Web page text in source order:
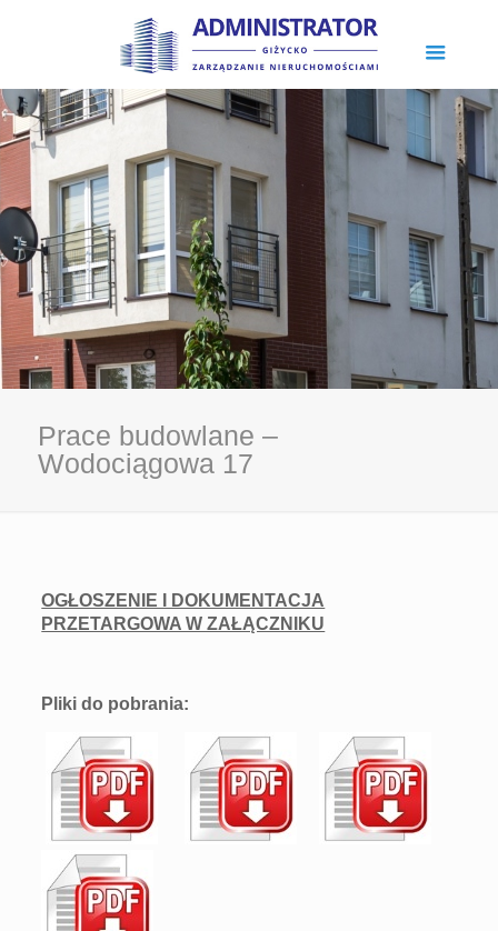
Prace budowlane –
Wodociągowa 17
OGŁOSZENIE I DOKUMENTACJA
PRZETARGOWA W ZAŁĄCZNIKU
Pliki do pobrania: